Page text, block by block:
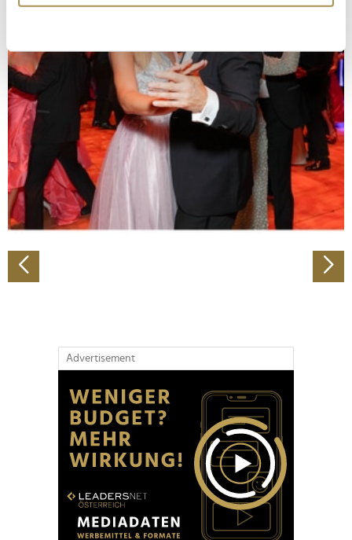
erfassen, welche bis auf einige Meter genau sein
bestimmten Merkmalen (Fingerprinting) identifizieren
Erfahren Sie mehr darüber, wie Ihre persönlichen Daten
verarbeitet werden, und legen Sie Ihre Präferenzen im
Abschnitt Einzelheitenfest.
Wir verwenden Cookies, um Inhalte und Anzeigen zu
personalisieren, Funktionen für soziale Medien anbieten
zu können und die Zugriffe auf unsere Website zu
analysieren. Außerdem geben wir Informationen zu Ihrer
soziale Medien, Werbung und Analysen weiter. Unsere
Partner führen diese Informationen möglicherweise mit
Advertisement